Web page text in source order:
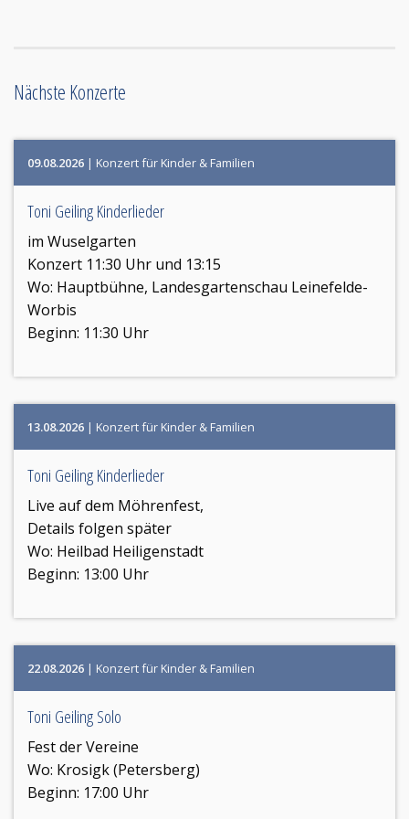
Nächste Konzerte
09.08.2026 | Konzert für Kinder & Familien
Toni Geiling Kinderlieder
im Wuselgarten
Konzert 11:30 Uhr und 13:15
Wo: Hauptbühne, Landesgartenschau Leinefelde-
Worbis
Beginn: 11:30 Uhr
13.08.2026 | Konzert für Kinder & Familien
Toni Geiling Kinderlieder
Live auf dem Möhrenfest,
Details folgen später
Wo: Heilbad Heiligenstadt
Beginn: 13:00 Uhr
22.08.2026 | Konzert für Kinder & Familien
Toni Geiling Solo
Fest der Vereine
Wo: Krosigk (Petersberg)
Beginn: 17:00 Uhr